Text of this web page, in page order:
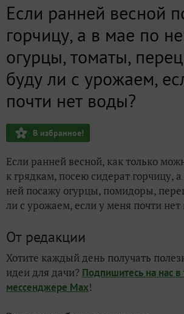
Если ранней весной
горчицу, а в мае по
огурцы, томаты,
буду ли с урожаем,
почти нет воды?
В избранное!
Если ранней весной, как только
к грядкам, посею сидерат горчицу,
ней посажу огурцы, помидоры,
ли с урожаем, если у меня почти нет
От редакции
Хотите каждый день получать
идеи для дачи? Подпишитесь на нас в
мессенджере Max!